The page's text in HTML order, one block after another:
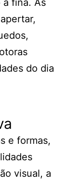
a fina. As
do dia
e formas,
visual, a